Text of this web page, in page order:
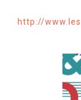
http://